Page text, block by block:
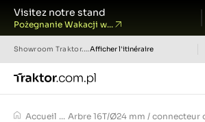
Visitez notre stand
Pożegnanie Wakacji w...
Showroom Traktor.com.pl Afficher l'itinéraire
Accueil ... Arbre 16T/Ø24 mm /